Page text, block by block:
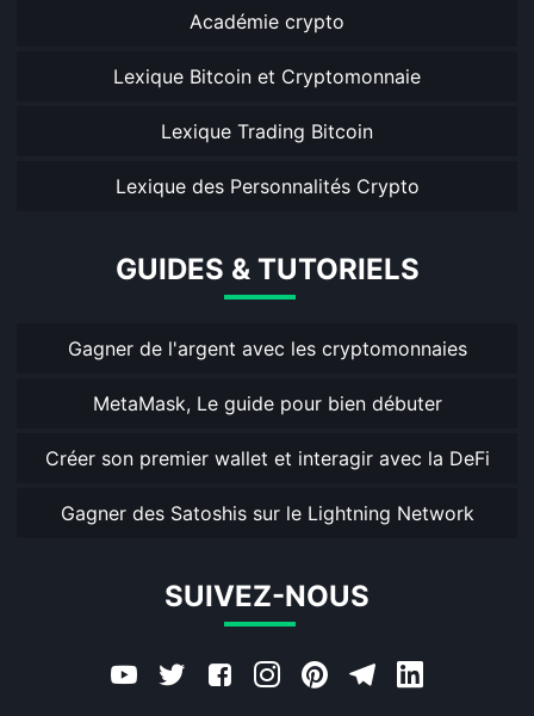
Académie crypto
Lexique Bitcoin et Cryptomonnaie
Lexique Trading Bitcoin
Lexique des Personnalités Crypto
GUIDES & TUTORIELS
Gagner de l'argent avec les cryptomonnaies
MetaMask, Le guide pour bien débuter
Créer son premier wallet et interagir avec la DeFi
Gagner des Satoshis sur le Lightning Network
SUIVEZ-NOUS